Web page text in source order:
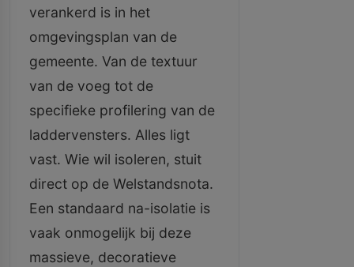
verankerd is in het
omgevingsplan van de
gemeente. Van de textuur
van de voeg tot de
specifieke profilering van de
laddervensters. Alles ligt
vast. Wie wil isoleren, stuit
direct op de Welstandsnota.
Een standaard na-isolatie is
vaak onmogelijk bij deze
massieve, decoratieve